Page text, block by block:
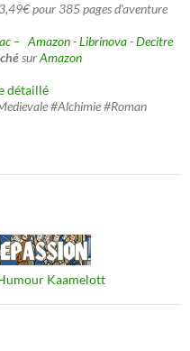
pour 385 pages d'aventure
– Amazon-Librinova-Decitre
surAmazon
détaillé
#Alchimie #Roman
Kaamelott